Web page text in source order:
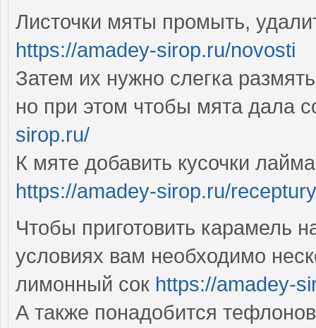
Листочки мяты промыть,
https://amadey-sirop.ru/novosti
Затем их нужно слегка
но при этом чтобы мята дала
sirop.ru/
К мяте добавить кусочки
https://amadey-sirop.ru/
Чтобы приготовить карамель
условиях вам необходимо
лимонный сок https://amadey-
А также понадобится